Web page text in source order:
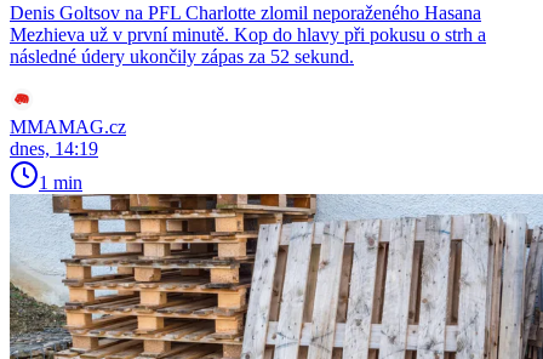
Denis Goltsov na PFL Charlotte zlomil neporaženého Hasana
Mezhieva už v první minutě. Kop do hlavy při pokusu o strh a
následné údery ukončily zápas za 52 sekund.
MMAMAG.cz
dnes, 14:19
1 min